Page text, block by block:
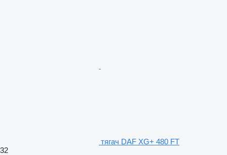
тягач DAF XG+ 480 FT
32